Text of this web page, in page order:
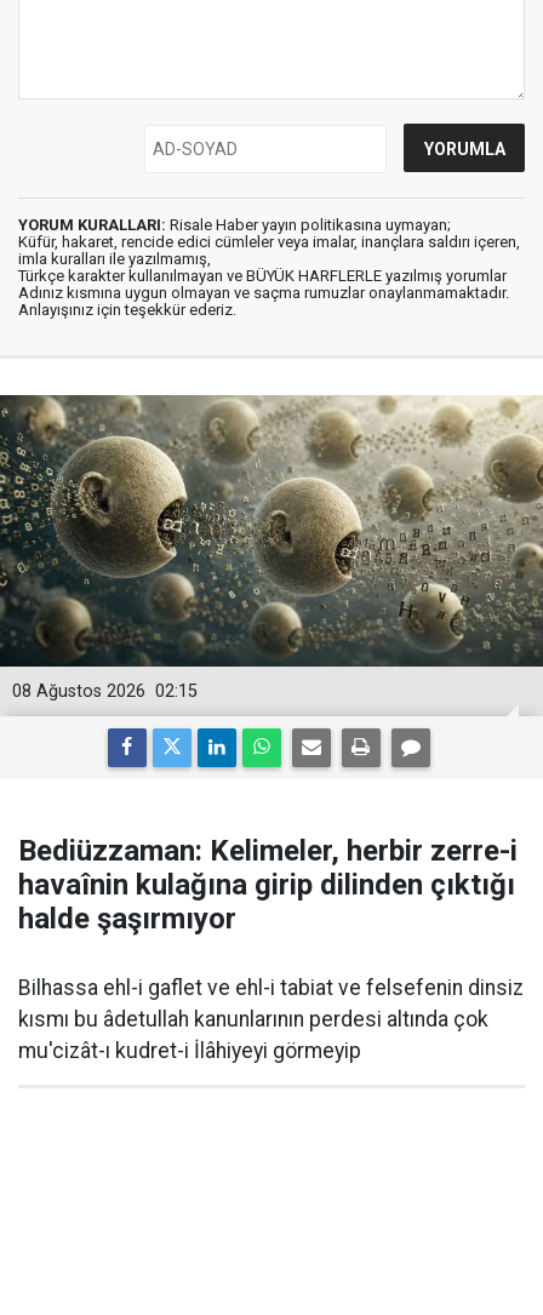
YORUM KURALLARI: Risale Haber yayın politikasına uymayan;
Küfür, hakaret, rencide edici cümleler veya imalar, inançlara saldırı içeren,
imla kuralları ile yazılmamış,
Türkçe karakter kullanılmayan ve BÜYÜK HARFLERLE yazılmış yorumlar
Adınız kısmına uygun olmayan ve saçma rumuzlar onaylanmamaktadır.
Anlayışınız için teşekkür ederiz.
02:15
08 Ağustos 2026
Bediüzzaman: Kelimeler, herbir zerre-i
havaînin kulağına girip dilinden çıktığı
halde şaşırmıyor
Bilhassa ehl-i gaflet ve ehl-i tabiat ve felsefenin dinsiz
kısmı bu âdetullah kanunlarının perdesi altında çok
mu'cizât-ı kudret-i İlâhiyeyi görmeyip